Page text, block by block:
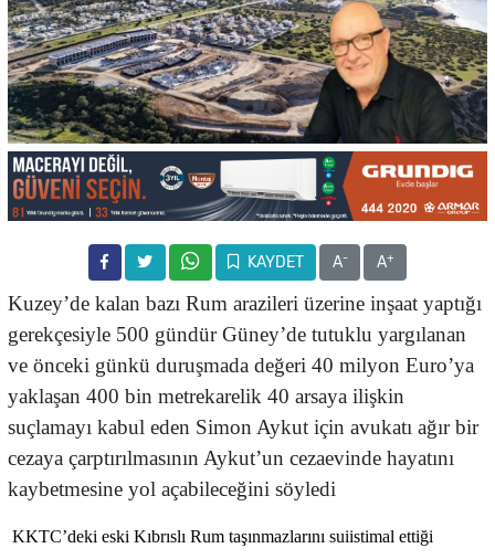
KAYDET A- A+
Kuzey’de kalan bazı Rum arazileri üzerine inşaat yaptığı
gerekçesiyle 500 gündür Güney’de tutuklu yargılanan
ve önceki günkü duruşmada değeri 40 milyon Euro’ya
yaklaşan 400 bin metrekarelik 40 arsaya ilişkin
suçlamayı kabul eden Simon Aykut için avukatı ağır bir
cezaya çarptırılmasının Aykut’un cezaevinde hayatını
kaybetmesine yol açabileceğini söyledi
KKTC’deki eski Kıbrıslı Rum taşınmazlarını suiistimal ettiği